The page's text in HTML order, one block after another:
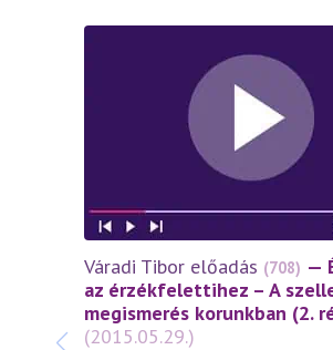
Váradi Tibor előadás (708) —
az érzékfelettihez – A
megismerés korunkban (2.
(2015.05.29.)